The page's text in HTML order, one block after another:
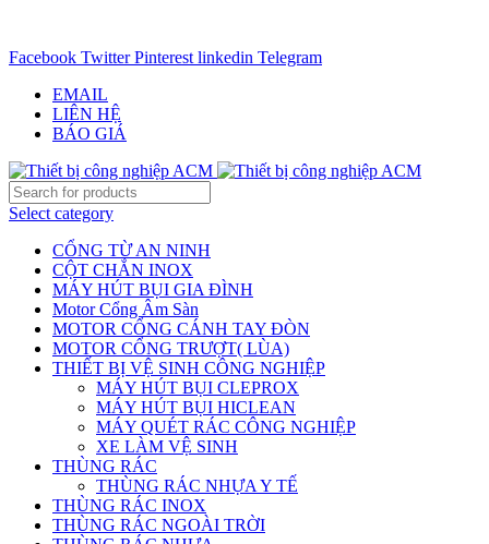
Facebook Twitter Pinterest linkedin Telegram
EMAIL
LIÊN HỆ
BÁO GIÁ
Select category
CỔNG TỪ AN NINH
CỘT CHẮN INOX
MÁY HÚT BỤI GIA ĐÌNH
Motor Cổng Âm Sàn
MOTOR CỔNG CÁNH TAY ĐÒN
MOTOR CỔNG TRƯỢT( LÙA)
THIẾT BỊ VỆ SINH CÔNG NGHIỆP
MÁY HÚT BỤI CLEPROX
MÁY HÚT BỤI HICLEAN
MÁY QUÉT RÁC CÔNG NGHIỆP
XE LÀM VỆ SINH
THÙNG RÁC
THÙNG RÁC NHỰA Y TẾ
THÙNG RÁC INOX
THÙNG RÁC NGOÀI TRỜI